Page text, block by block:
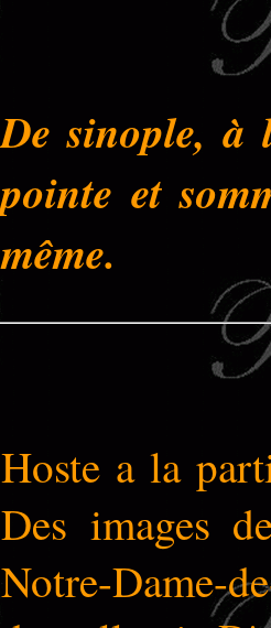
De sinople, à
pointe et
même.
Hoste a la
Des images
Notre-Dame-